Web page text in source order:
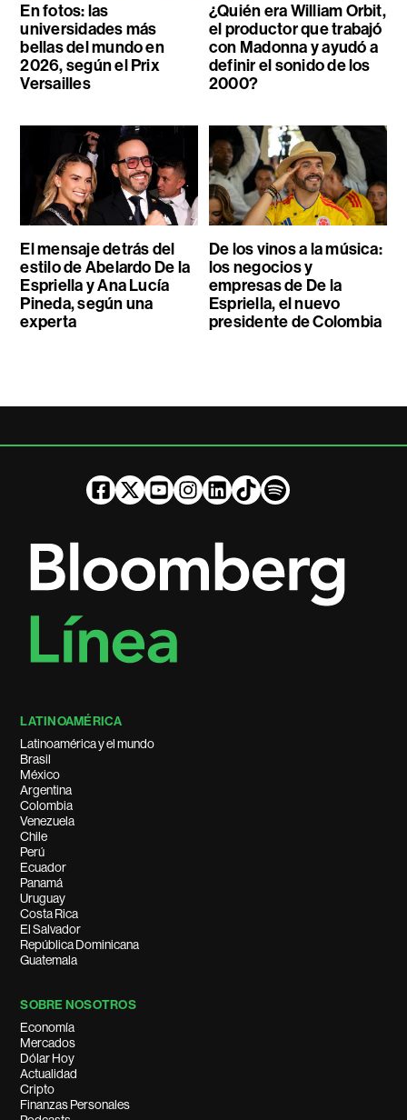
En fotos: las
universidades más
bellas del mundo en
2026, según el Prix
Versailles
¿Quién era William Orbit,
el productor que trabajó
con Madonna y ayudó a
definir el sonido de los
2000?
El mensaje detrás del
estilo de Abelardo De la
Espriella y Ana Lucía
Pineda, según una
experta
De los vinos a la música:
los negocios y
empresas de De la
Espriella, el nuevo
presidente de Colombia
LATINOAMÉRICA
Latinoamérica y el mundo
Brasil
México
Argentina
Colombia
Venezuela
Chile
Perú
Ecuador
Panamá
Uruguay
Costa Rica
El Salvador
República Dominicana
Guatemala
SOBRE NOSOTROS
Economía
Mercados
Dólar Hoy
Actualidad
Cripto
Finanzas Personales